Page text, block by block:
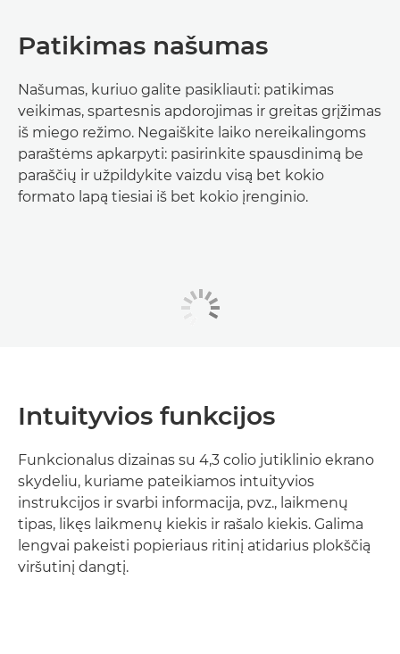
Patikimas našumas
Našumas, kuriuo galite pasikliauti: patikimas
veikimas, spartesnis apdorojimas ir greitas grįžimas
iš miego režimo. Negaiškite laiko nereikalingoms
paraštėms apkarpyti: pasirinkite spausdinimą be
paraščių ir užpildykite vaizdu visą bet kokio
formato lapą tiesiai iš bet kokio įrenginio.
Intuityvios funkcijos
Funkcionalus dizainas su 4,3 colio jutiklinio ekrano
skydeliu, kuriame pateikiamos intuityvios
instrukcijos ir svarbi informacija, pvz., laikmenų
tipas, likęs laikmenų kiekis ir rašalo kiekis. Galima
lengvai pakeisti popieriaus ritinį atidarius plokščią
viršutinį dangtį.